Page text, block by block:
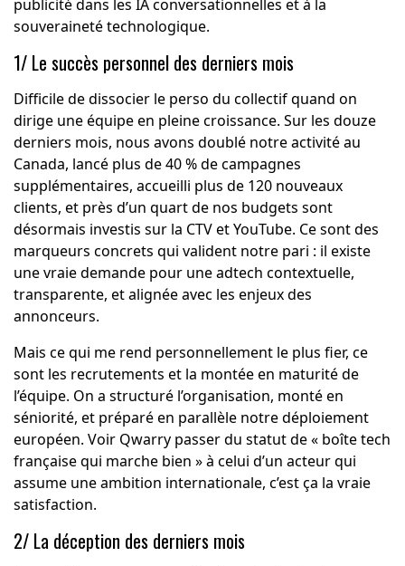
publicité dans les IA conversationnelles et à la
souveraineté technologique.
1/ Le succès personnel des derniers mois
Difficile de dissocier le perso du collectif quand on
dirige une équipe en pleine croissance. Sur les douze
derniers mois, nous avons doublé notre activité au
Canada, lancé plus de 40 % de campagnes
supplémentaires, accueilli plus de 120 nouveaux
clients, et près d’un quart de nos budgets sont
désormais investis sur la CTV et YouTube. Ce sont des
marqueurs concrets qui valident notre pari : il existe
une vraie demande pour une adtech contextuelle,
transparente, et alignée avec les enjeux des
annonceurs.
Mais ce qui me rend personnellement le plus fier, ce
sont les recrutements et la montée en maturité de
l’équipe. On a structuré l’organisation, monté en
séniorité, et préparé en parallèle notre déploiement
européen. Voir Qwarry passer du statut de « boîte tech
française qui marche bien » à celui d’un acteur qui
assume une ambition internationale, c’est ça la vraie
satisfaction.
2/ La déception des derniers mois